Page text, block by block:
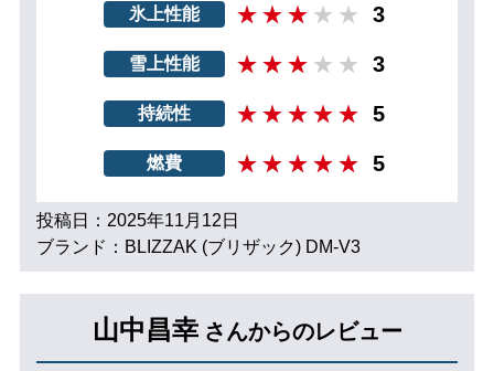
氷上性能 3
雪上性能 3
持続性 5
燃費 5
投稿日：2025年11月12日
ブランド：BLIZZAK (ブリザック) DM-V3
山中昌幸 さんからのレビュー